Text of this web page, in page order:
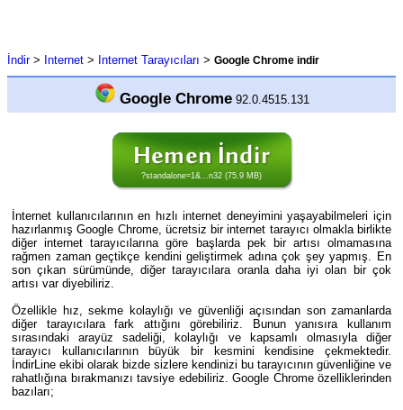
İndir> Internet > Internet Tarayıcıları > Google Chrome indir
Google Chrome92.0.4515.131
?standalone=1&...n32 (75.9 MB)
İnternet kullanıcılarının en hızlı internet deneyimini yaşayabilmeleri için
hazırlanmış Google Chrome, ücretsiz bir internet tarayıcı olmakla birlikte
diğer internet tarayıcılarına göre başlarda pek bir artısı olmamasına
rağmen zaman geçtikçe kendini geliştirmek adına çok şey yapmış. En
son çıkan sürümünde, diğer tarayıcılara oranla daha iyi olan bir çok
artısı var diyebiliriz.
Özellikle hız, sekme kolaylığı ve güvenliği açısından son zamanlarda
diğer tarayıcılara fark attığını görebiliriz. Bunun yanısıra kullanım
sırasındaki arayüz sadeliği, kolaylığı ve kapsamlı olmasıyla diğer
tarayıcı kullanıcılarının büyük bir kesmini kendisine çekmektedir.
İndirLine ekibi olarak bizde sizlere kendinizi bu tarayıcının güvenliğine ve
rahatlığına bırakmanızı tavsiye edebiliriz. Google Chrome özelliklerinden
bazıları;